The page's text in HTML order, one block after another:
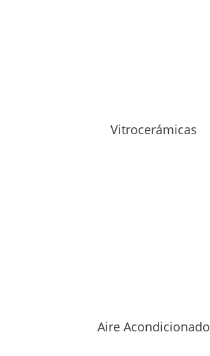
Vitrocerámicas
Aire Acondicionado